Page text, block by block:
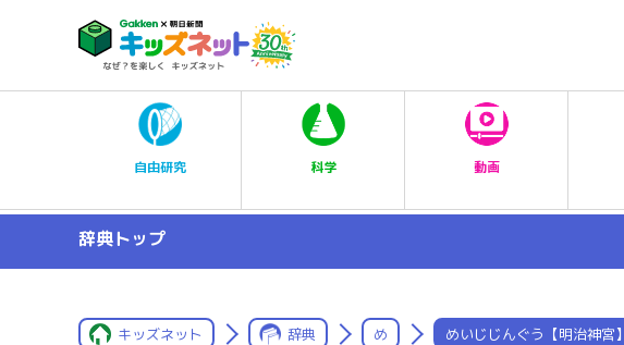
自由研究 科学 動画
辞典トップ
キッズネット 辞典 め めいじじんぐう【明治神宮】